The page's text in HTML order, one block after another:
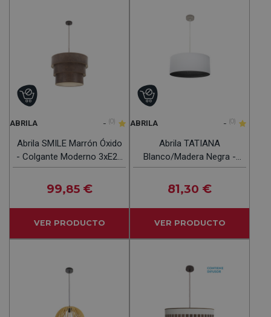
ABRILA - (0)
Abrila SMILE Marrón Óxido
- Colgante Moderno 3xE27
50 Cm
99,85 €
VER PRODUCTO
ABRILA - (0)
Abrila TATIANA
Blanco/Madera Negra -
Colgante Moderno 1xE27
50 Cm
81,30 €
VER PRODUCTO